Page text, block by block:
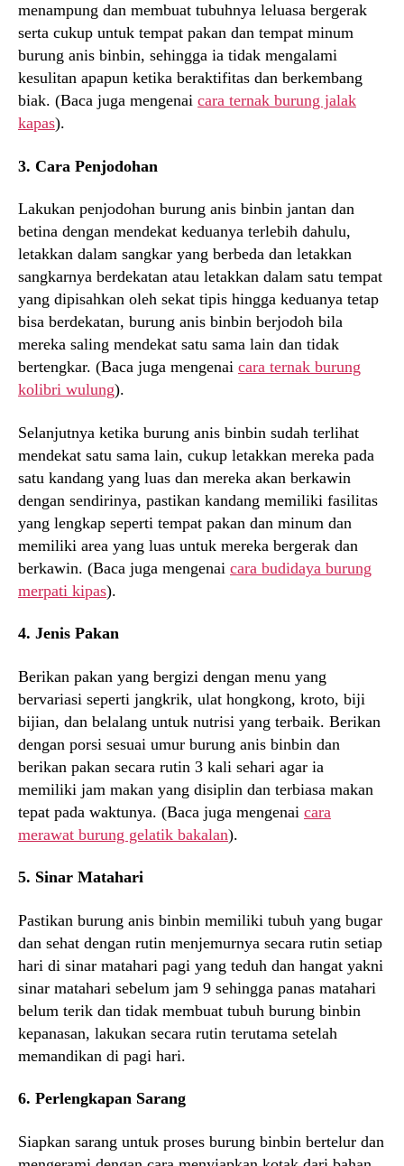
menampung dan membuat tubuhnya leluasa bergerak
serta cukup untuk tempat pakan dan tempat minum
burung anis binbin, sehingga ia tidak mengalami
kesulitan apapun ketika beraktifitas dan berkembang
biak. (Baca juga mengenai cara ternak burung jalak
kapas).
3. Cara Penjodohan
Lakukan penjodohan burung anis binbin jantan dan
betina dengan mendekat keduanya terlebih dahulu,
letakkan dalam sangkar yang berbeda dan letakkan
sangkarnya berdekatan atau letakkan dalam satu tempat
yang dipisahkan oleh sekat tipis hingga keduanya tetap
bisa berdekatan, burung anis binbin berjodoh bila
mereka saling mendekat satu sama lain dan tidak
bertengkar. (Baca juga mengenai cara ternak burung
kolibri wulung).
Selanjutnya ketika burung anis binbin sudah terlihat
mendekat satu sama lain, cukup letakkan mereka pada
satu kandang yang luas dan mereka akan berkawin
dengan sendirinya, pastikan kandang memiliki fasilitas
yang lengkap seperti tempat pakan dan minum dan
memiliki area yang luas untuk mereka bergerak dan
berkawin. (Baca juga mengenai cara budidaya burung
merpati kipas).
4. Jenis Pakan
Berikan pakan yang bergizi dengan menu yang
bervariasi seperti jangkrik, ulat hongkong, kroto, biji
bijian, dan belalang untuk nutrisi yang terbaik. Berikan
dengan porsi sesuai umur burung anis binbin dan
berikan pakan secara rutin 3 kali sehari agar ia
memiliki jam makan yang disiplin dan terbiasa makan
tepat pada waktunya. (Baca juga mengenai cara
merawat burung gelatik bakalan).
5. Sinar Matahari
Pastikan burung anis binbin memiliki tubuh yang bugar
dan sehat dengan rutin menjemurnya secara rutin setiap
hari di sinar matahari pagi yang teduh dan hangat yakni
sinar matahari sebelum jam 9 sehingga panas matahari
belum terik dan tidak membuat tubuh burung binbin
kepanasan, lakukan secara rutin terutama setelah
memandikan di pagi hari.
6. Perlengkapan Sarang
Siapkan sarang untuk proses burung binbin bertelur dan